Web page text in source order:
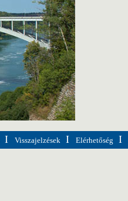
I Visszajelzések I Elérhetőség I